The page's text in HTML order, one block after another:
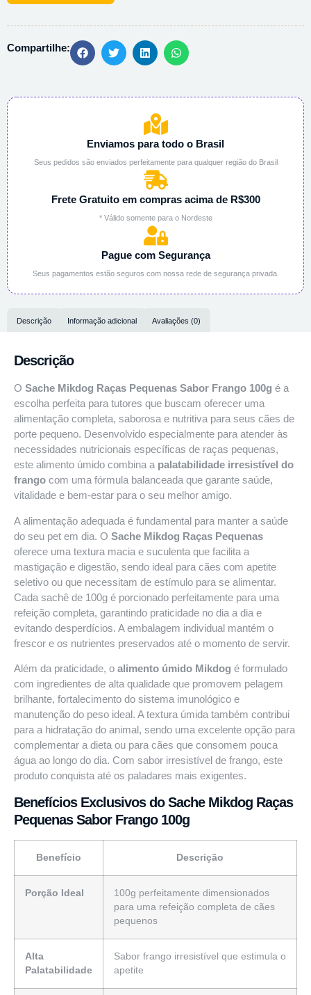
Compartilhe:
Enviamos para todo o Brasil
Seus pedidos são enviados perfeitamente para qualquer região do Brasil
Frete Gratuito em compras acima de R$300
* Válido somente para o Nordeste
Pague com Segurança
Seus pagamentos estão seguros com nossa rede de segurança privada.
Descrição Informação adicional Avaliações (0)
Descrição
O Sache Mikdog Raças Pequenas Sabor Frango 100g é a
escolha perfeita para tutores que buscam oferecer uma
alimentação completa, saborosa e nutritiva para seus cães de
porte pequeno. Desenvolvido especialmente para atender às
necessidades nutricionais específicas de raças pequenas,
este alimento úmido combina a palatabilidade irresistível do
frango com uma fórmula balanceada que garante saúde,
vitalidade e bem-estar para o seu melhor amigo.
A alimentação adequada é fundamental para manter a saúde
do seu pet em dia. O Sache Mikdog Raças Pequenas
oferece uma textura macia e suculenta que facilita a
mastigação e digestão, sendo ideal para cães com apetite
seletivo ou que necessitam de estímulo para se alimentar.
Cada sachê de 100g é porcionado perfeitamente para uma
refeição completa, garantindo praticidade no dia a dia e
evitando desperdícios. A embalagem individual mantém o
frescor e os nutrientes preservados até o momento de servir.
Além da praticidade, o alimento úmido Mikdog é formulado
com ingredientes de alta qualidade que promovem pelagem
brilhante, fortalecimento do sistema imunológico e
manutenção do peso ideal. A textura úmida também contribui
para a hidratação do animal, sendo uma excelente opção para
complementar a dieta ou para cães que consomem pouca
água ao longo do dia. Com sabor irresistível de frango, este
produto conquista até os paladares mais exigentes.
Benefícios Exclusivos do Sache Mikdog Raças
Pequenas Sabor Frango 100g
Benefício Descrição
Porção Ideal
100g perfeitamente dimensionados
para uma refeição completa de cães
pequenos
Alta
Palatabilidade
Sabor frango irresistível que estimula o
apetite